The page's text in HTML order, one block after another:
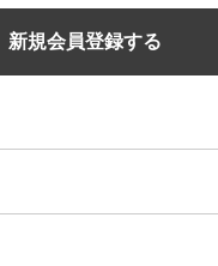
新規会員登録する